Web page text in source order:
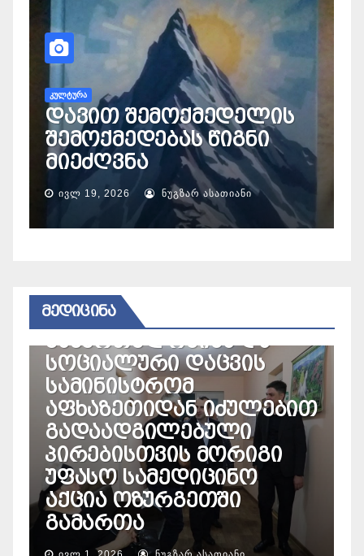
ᲙᲣᲚᲢᲣᲠᲐ
ოზურგეთში გიორგი
სალუქვაძის სახელობის
ფოლკლორის
საერთაშორისო
კონკურს-ფესტივალი
გაიმართა
ᲘᲕᲚ 10, 2026 ᲜᲣᲒᲖᲐᲠ ᲐᲡᲐᲗᲘᲐᲜᲘ
ᲛᲔᲓᲘᲪᲘᲜᲐ
ჯანმო-მ კონგოსა და
უგანდაში ებოლას
აფეთქება
საერთაშორისო
მნიშვნელობის
საგანგებო
მდგომარეობად
გამოაცხადა